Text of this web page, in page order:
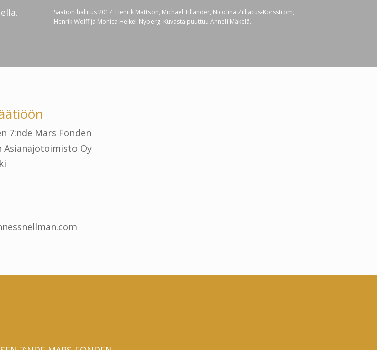
Säätiön hallitus 2017: Henrik Mattson, Michael Tillander, Nicolina Zilliacus-Korsström,
Henrik Wolff ja Monica Heikel-Nyberg. Kuvasta puuttuu Anneli Mäkelä.
7:nde Mars Fonden
Asianajotoimisto Oy